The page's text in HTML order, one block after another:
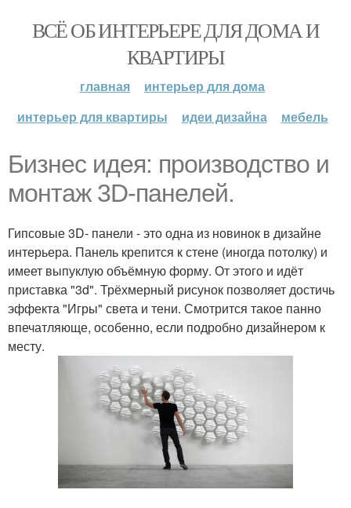
ВСЁ ОБ ИНТЕРЬЕРЕ ДЛЯ ДОМА И
КВАРТИРЫ
главная
интерьер для дома
интерьер для квартиры
идеи дизайна мебель
Бизнес идея: производство и
монтаж 3D-панелей.
Гипсовые 3D- панели - это одна из новинок в дизайне
интерьера. Панель крепится к стене (иногда потолку) и
имеет выпуклую объёмную форму. От этого и идёт
приставка "3d". Трёхмерный рисунок позволяет достичь
эффекта "Игры" света и тени. Смотрится такое панно
впечатляюще, особенно, если подробно дизайнером к
месту.